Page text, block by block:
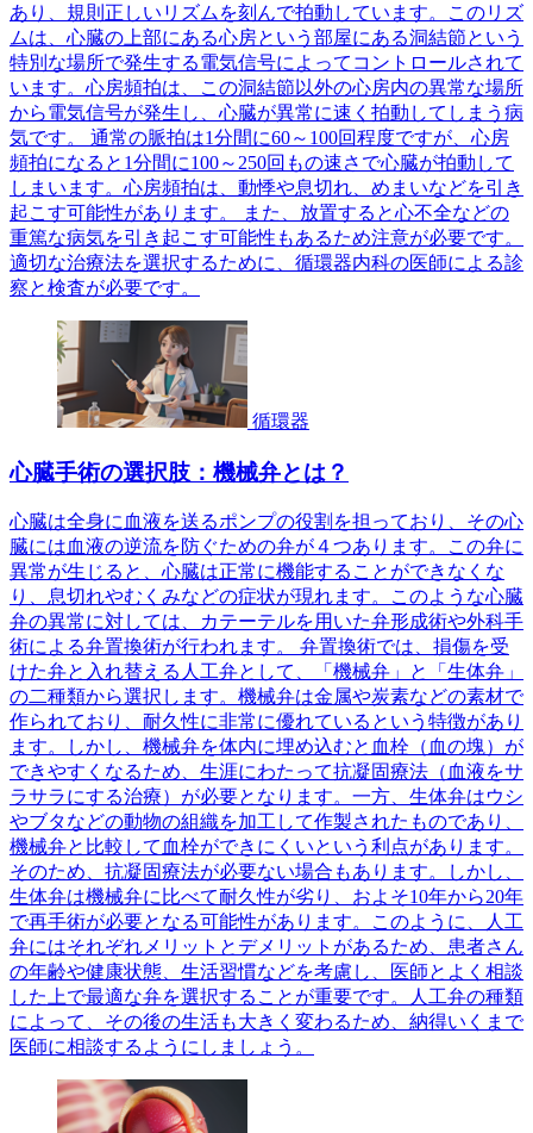
あり、規則正しいリズムを刻んで拍動しています。このリズ
ムは、心臓の上部にある心房という部屋にある洞結節という
特別な場所で発生する電気信号によってコントロールされて
います。心房頻拍は、この洞結節以外の心房内の異常な場所
から電気信号が発生し、心臓が異常に速く拍動してしまう病
気です。 通常の脈拍は1分間に60～100回程度ですが、心房
頻拍になると1分間に100～250回もの速さで心臓が拍動して
しまいます。心房頻拍は、動悸や息切れ、めまいなどを引き
起こす可能性があります。 また、放置すると心不全などの
重篤な病気を引き起こす可能性もあるため注意が必要です。
適切な治療法を選択するために、循環器内科の医師による診
察と検査が必要です。
循環器
心臓手術の選択肢：機械弁とは？
心臓は全身に血液を送るポンプの役割を担っており、その心
臓には血液の逆流を防ぐための弁が４つあります。この弁に
異常が生じると、心臓は正常に機能することができなくな
り、息切れやむくみなどの症状が現れます。このような心臓
弁の異常に対しては、カテーテルを用いた弁形成術や外科手
術による弁置換術が行われます。 弁置換術では、損傷を受
けた弁と入れ替える人工弁として、「機械弁」と「生体弁」
の二種類から選択します。機械弁は金属や炭素などの素材で
作られており、耐久性に非常に優れているという特徴があり
ます。しかし、機械弁を体内に埋め込むと血栓（血の塊）が
できやすくなるため、生涯にわたって抗凝固療法（血液をサ
ラサラにする治療）が必要となります。一方、生体弁はウシ
やブタなどの動物の組織を加工して作製されたものであり、
機械弁と比較して血栓ができにくいという利点があります。
そのため、抗凝固療法が必要ない場合もあります。しかし、
生体弁は機械弁に比べて耐久性が劣り、およそ10年から20年
で再手術が必要となる可能性があります。このように、人工
弁にはそれぞれメリットとデメリットがあるため、患者さん
の年齢や健康状態、生活習慣などを考慮し、医師とよく相談
した上で最適な弁を選択することが重要です。人工弁の種類
によって、その後の生活も大きく変わるため、納得いくまで
医師に相談するようにしましょう。